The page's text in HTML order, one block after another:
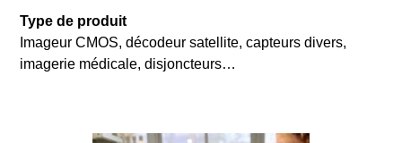
Type de produit
Imageur CMOS, décodeur satellite, capteurs divers,
imagerie médicale, disjoncteurs…